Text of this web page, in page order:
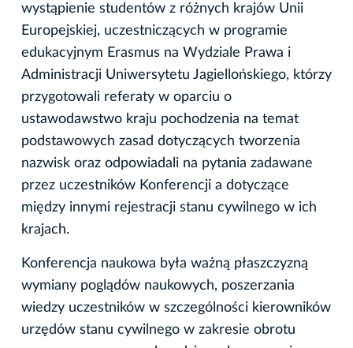
wystąpienie studentów z różnych krajów Unii
Europejskiej, uczestniczących w programie
edukacyjnym Erasmus na Wydziale Prawa i
Administracji Uniwersytetu Jagiellońskiego, którzy
przygotowali referaty w oparciu o
ustawodawstwo kraju pochodzenia na temat
podstawowych zasad dotyczących tworzenia
nazwisk oraz odpowiadali na pytania zadawane
przez uczestników Konferencji a dotyczące
między innymi rejestracji stanu cywilnego w ich
krajach.
Konferencja naukowa była ważną płaszczyzną
wymiany poglądów naukowych, poszerzania
wiedzy uczestników w szczególności kierowników
urzędów stanu cywilnego w zakresie obrotu